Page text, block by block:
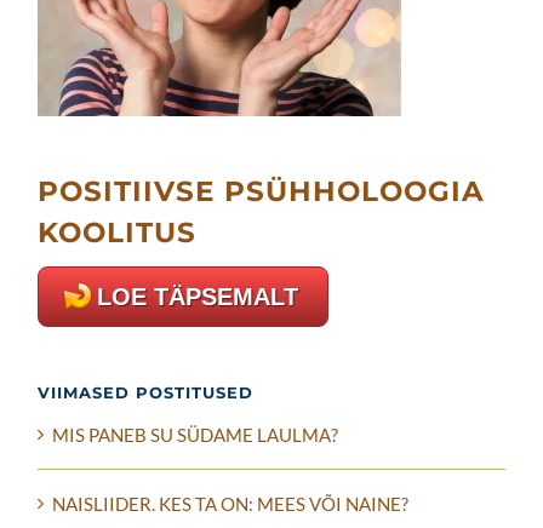
POSITIIVSE PSÜHHOLOOGIA
KOOLITUS
LOE TÄPSEMALT
VIIMASED POSTITUSED
MIS PANEB SU SÜDAME LAULMA?
NAISLIIDER. KES TA ON: MEES VÕI NAINE?